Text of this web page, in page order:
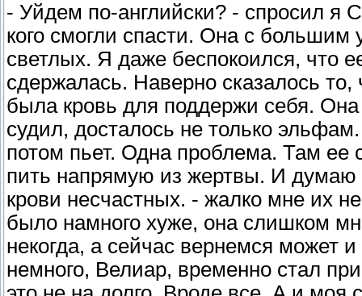
- Уйдем по-английски? - спросил я
кого смогли спасти. Она с
светлых. Я даже беспокоился, что
сдержалась. Наверно сказалось
была кровь для поддержи себя.
судил, досталось не только
потом пьет. Одна проблема. Там ее
пить напрямую из жертвы. И думаю
крови несчастных. - жалко мне их
было намного хуже, она слишком
некогда, а сейчас вернемся может
немного, Велиар, временно стал